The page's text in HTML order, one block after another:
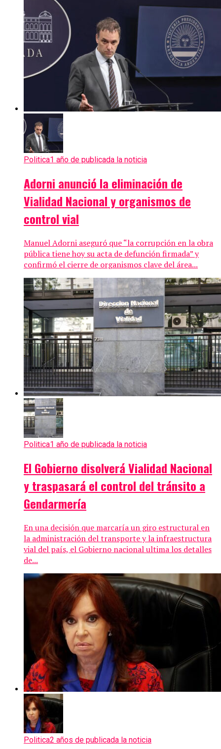
Politica1 año de publicada la noticia
Adorni anunció la eliminación de
Vialidad Nacional y organismos de
control vial
Manuel Adorni aseguró que “la corrupción en la obra
pública tiene hoy su acta de defunción firmada” y
confirmó el cierre de organismos clave del área...
Politica1 año de publicada la noticia
El Gobierno disolverá Vialidad Nacional
y traspasará el control del tránsito a
Gendarmería
En una decisión que marcaría un giro estructural en
la administración del transporte y la infraestructura
vial del país, el Gobierno nacional ultima los detalles
de...
Politica2 años de publicada la noticia